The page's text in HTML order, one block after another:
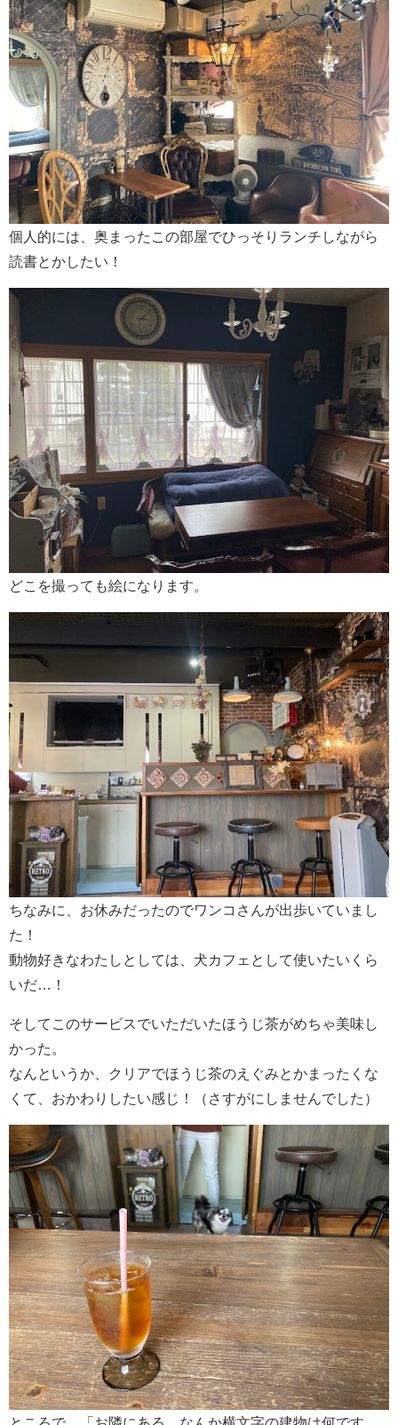
個人的には、奥まったこの部屋でひっそりランチしながら
読書とかしたい！
どこを撮っても絵になります。
ちなみに、お休みだったのでワンコさんが出歩いていまし
た！
動物好きなわたしとしては、犬カフェとして使いたいくら
いだ…！
そしてこのサービスでいただいたほうじ茶がめちゃ美味し
かった。
なんというか、クリアでほうじ茶のえぐみとかまったくな
くて、おかわりしたい感じ！（さすがにしませんでした）